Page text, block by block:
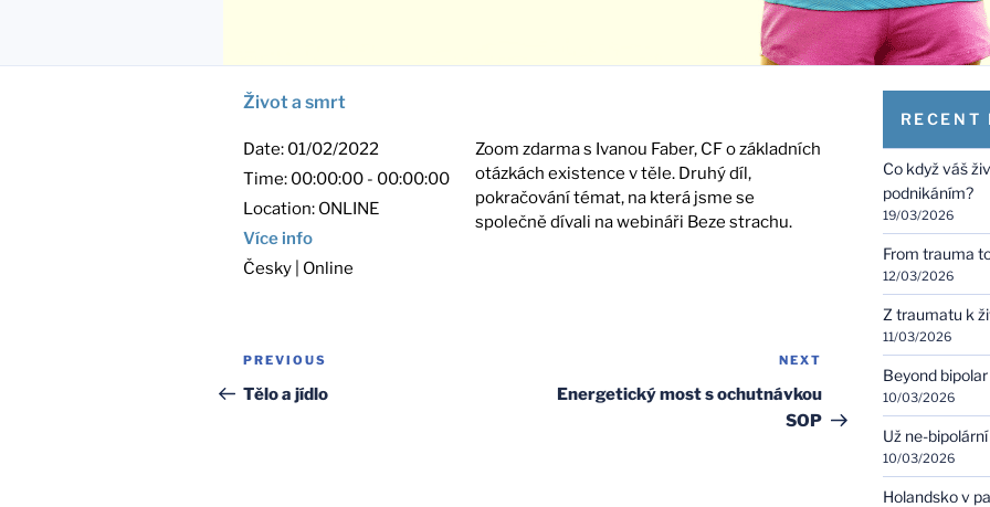
Život a smrt
Date: 01/02/2022
Time: 00:00:00 - 00:00:00
Location: ONLINE
Více info
Česky | Online
Zoom zdarma s Ivanou Faber, CF o základních
otázkách existence v těle. Druhý díl,
pokračování témat, na která jsme se
společně dívali na webináři Beze strachu.
Post
navigation
Previous
Post
PREVIOUS
Tělo a jídlo
Post
NEXT
Energetický most s ochutnávkou
SOP
RECENT
Co když váš
podnikáním?
19/03/2026
From trauma
12/03/2026
Z traumatu k
11/03/2026
Beyond
10/03/2026
Už ne-bipolární
10/03/2026
Holandsko v